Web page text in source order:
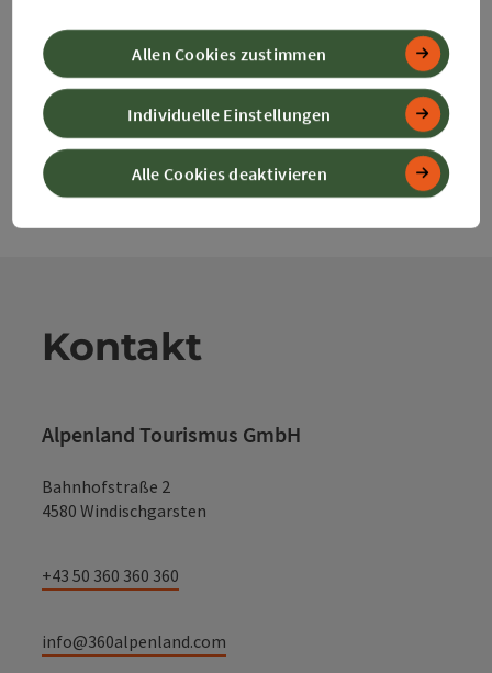
Parkmöglichkeite
Kontakt
Alpenland Tourismus GmbH
Bahnhofstraße 2
4580 Windischgarsten
+43 50 360 360 360
info@360alpenland.com
Alle Cookies deaktivieren
Individuelle Einstellungen
Allen Cookies zustimmen